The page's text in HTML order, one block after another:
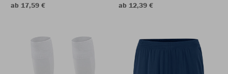
ab 17,59 €
ab 12,39 €